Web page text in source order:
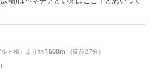
ト橋）より約1580m （徒歩27分）